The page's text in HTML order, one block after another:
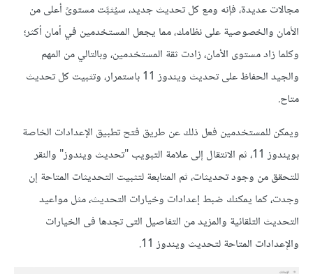
مجالات عديدة، فإنه ومع كل تحديث جديد، سيُثبَّت مستوىً أعلى من
الأمان والخصوصية على نظامك، مما يجعل المستخدمين في أمان أكثر؛
وكلما زاد مستوى الأمان، زادت ثقة المستخدمين، وبالتالي من المهم
والجيد الحفاظ على تحديث ويندوز 11 باستمرار، وتثبيت كل تحديث
متاح.
ويمكن للمستخدمين فعل ذلك عن طريق فتح تطبيق الإعدادات الخاصة
بويندوز 11، ثم الانتقال إلى علامة التبويب "تحديث ويندوز" والنقر
للتحقق من وجود تحديثات، ثم المتابعة لتثبيت التحديثات المتاحة إن
وجدت، كما يمكنك ضبط إعدادات وخيارات التحديث، مثل مواعيد
التحديث التلقائية والمزيد من التفاصيل التى تجدها فى الخيارات
والإعدادات المتاحة لتحديث ويندوز 11.